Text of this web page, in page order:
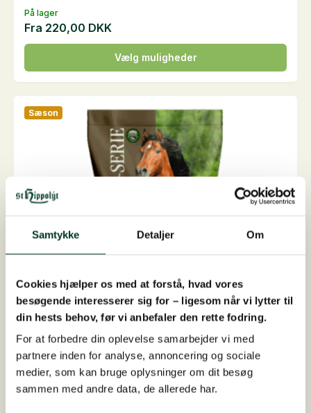
Samtykke Detaljer Om
Cookies hjælper os med at forstå, hvad vores
besøgende interesserer sig for – ligesom når vi lytter til
din hests behov, før vi anbefaler den rette fodring.
For at forbedre din oplevelse samarbejder vi med
partnere inden for analyse, annoncering og sociale
medier, som kan bruge oplysninger om dit besøg
sammen med andre data, de allerede har.
På lager
Fra 220,00 DKK
Vælg muligheder
Dette
vare
har
flere
varianter.
Mulighederne
på
varesiden
Sæson
Fiberbaseret og koncentreret basisfoderlucernefri ...
NaturMüsli Grain Free, 15 kg